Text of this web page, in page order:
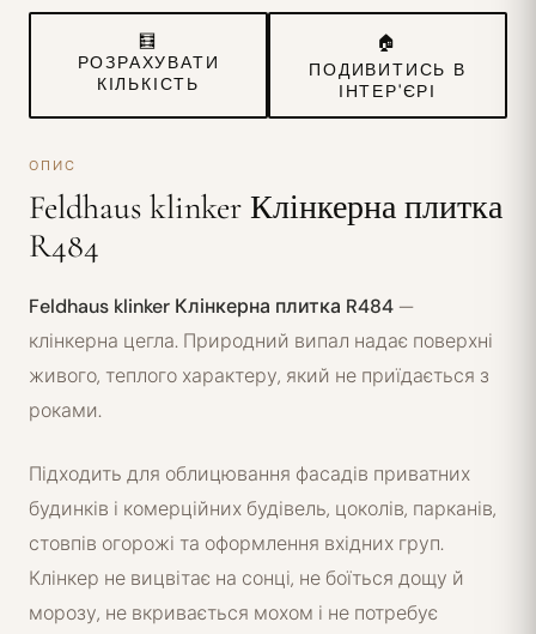
🧮
РОЗРАХУВАТИ
КІЛЬКІСТЬ
🏠
ПОДИВИТИСЬ В
ІНТЕР'ЄРІ
ОПИС
Feldhaus klinker Клінкерна плитка
R484
Feldhaus klinker Клінкерна плитка R484—
клінкерна цегла. Природний випал надає поверхні
живого, теплого характеру, який не приїдається з
роками.
Підходить для облицювання фасадів приватних
будинків і комерційних будівель, цоколів, парканів,
стовпів огорожі та оформлення вхідних груп.
Клінкер не вицвітає на сонці, не боїться дощу й
морозу, не вкривається мохом і не потребує